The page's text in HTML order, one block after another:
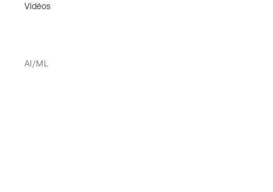
Vidéos
AI/ML